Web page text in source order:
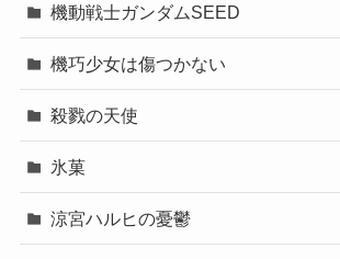
機動戦士ガンダムSEED
機巧少女は傷つかない
殺戮の天使
氷菓
涼宮ハルヒの憂鬱